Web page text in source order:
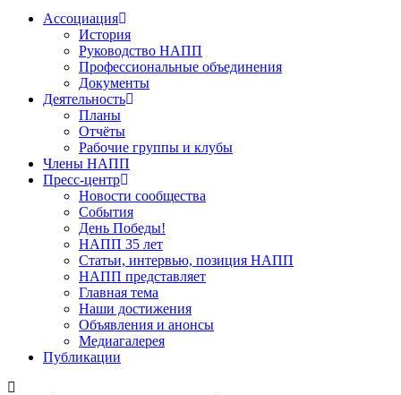
Ассоциация
История
Руководство НАПП
Профессиональные объединения
Документы
Деятельность
Планы
Отчёты
Рабочие группы и клубы
Члены НАПП
Пресс-центр
Новости сообщества
События
День Победы!
НАПП 35 лет
Статьи, интервью, позиция НАПП
НАПП представляет
Главная тема
Наши достижения
Объявления и анонсы
Медиагалерея
Публикации